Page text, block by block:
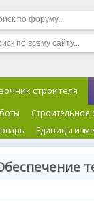
строителя
Строительное
Единицы